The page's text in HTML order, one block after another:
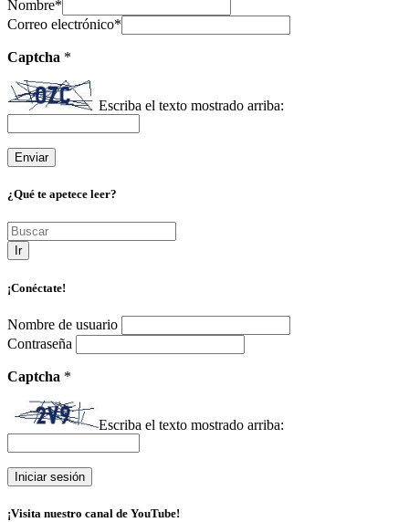
Nombre*
Correo electrónico*
Captcha *
Escriba el texto mostrado arriba:
¿Qué te apetece leer?
Ir
¡Conéctate!
Nombre de usuario
Contraseña
Captcha *
Escriba el texto mostrado arriba:
¡Visita nuestro canal de YouTube!